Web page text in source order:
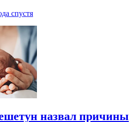
спустя
назвал причины